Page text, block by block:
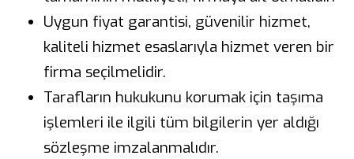
Uygun fiyat garantisi, güvenilir hizmet,
kaliteli hizmet esaslarıyla hizmet veren bir
firma seçilmelidir.
Tarafların hukukunu korumak için taşıma
işlemleri ile ilgili tüm bilgilerin yer aldığı
sözleşme imzalanmalıdır.